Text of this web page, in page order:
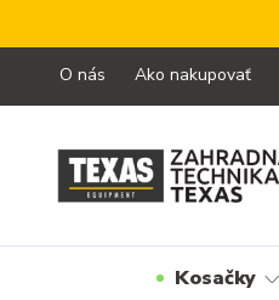
O nás Ako nakupovať
Kosačky